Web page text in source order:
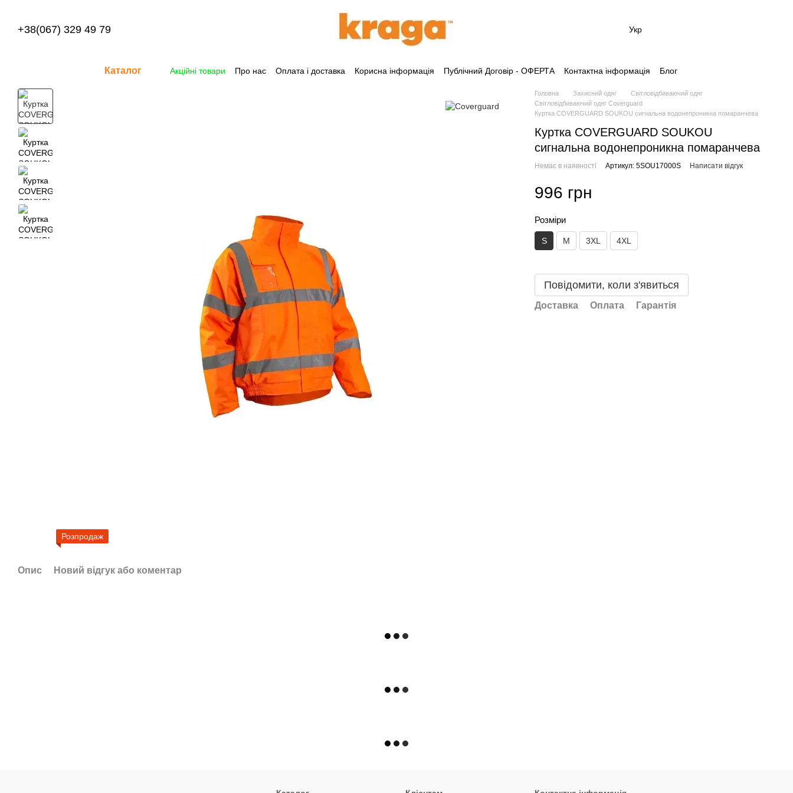
+38(067) 329 49 79 Укр
Каталог Акційні товари Про нас Оплата і доставка Корисна інформація Публічний Договір - ОФЕРТА Контактна інформація Блог
Розпродаж
Опис Новий відгук або коментар
Головна Захисний одяг
Світловідбиваючий одяг
Світловідбиваючий одяг Coverguard
Куртка COVERGUARD SOUKOU сигнальна водонепроникна помаранчева
Куртка COVERGUARD SOUKOU
сигнальна водонепроникна помаранчева
Немає в наявності Артикул: 5SOU17000S Написати відгук
996 грн
Розміри
S M 3XL 4XL
Повідомити, коли з'явиться
Доставка Оплата Гарантія